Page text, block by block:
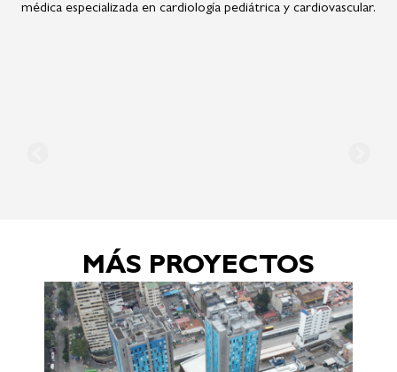
médica especializada en cardiología pediátrica y cardiovascular.
MÁS PROYECTOS